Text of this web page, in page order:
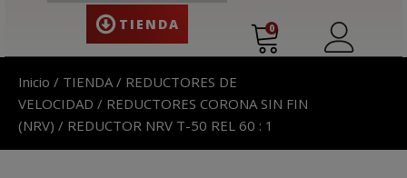
TIENDA 0
Inicio / TIENDA / REDUCTORES DE
VELOCIDAD / REDUCTORES CORONA SIN FIN
(NRV) / REDUCTOR NRV T-50 REL 60 : 1